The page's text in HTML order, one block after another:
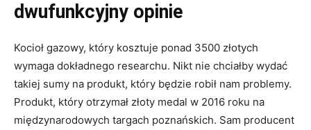
dwufunkcyjny opinie
Kocioł gazowy, który kosztuje ponad 3500 złotych
wymaga dokładnego researchu. Nikt nie chciałby wydać
takiej sumy na produkt, który będzie robił nam problemy.
Produkt, który otrzymał złoty medal w 2016 roku na
międzynarodowych targach poznańskich. Sam producent